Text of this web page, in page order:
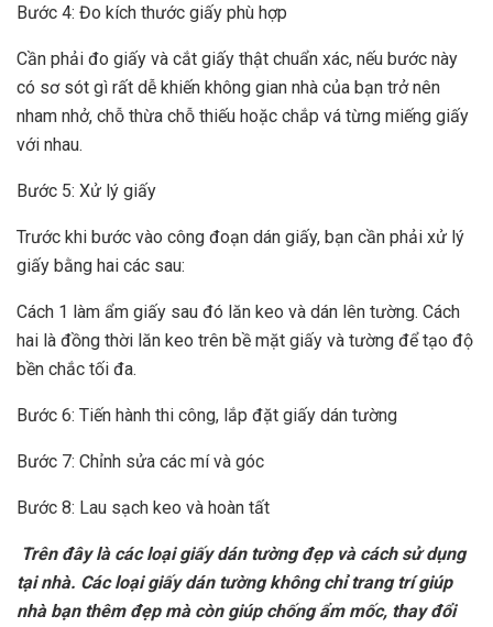
Bước 4: Đo kích thước giấy phù hợp
Cần phải đo giấy và cắt giấy thật chuẩn xác, nếu bước này
có sơ sót gì rất dễ khiến không gian nhà của bạn trở nên
nham nhở, chỗ thừa chỗ thiếu hoặc chắp vá từng miếng giấy
với nhau.
Bước 5: Xử lý giấy
Trước khi bước vào công đoạn dán giấy, bạn cần phải xử lý
giấy bằng hai các sau:
Cách 1 làm ẩm giấy sau đó lăn keo và dán lên tường. Cách
hai là đồng thời lăn keo trên bề mặt giấy và tường để tạo độ
bền chắc tối đa.
Bước 6: Tiến hành thi công, lắp đặt giấy dán tường
Bước 7: Chỉnh sửa các mí và góc
Bước 8: Lau sạch keo và hoàn tất
Trên đây là các loại giấy dán tường đẹp và cách sử dụng
tại nhà. Các loại giấy dán tường không chỉ trang trí giúp
nhà bạn thêm đẹp mà còn giúp chống ẩm mốc, thay đổi